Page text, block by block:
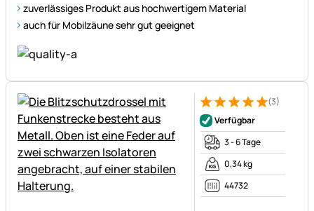
zuverlässiges Produkt aus hochwertigem Material
auch für Mobilzäune sehr gut geeignet
Bewertung: 5 von 5 (3
3 Bewertungen
(3)
Verfügbar
3 - 6 Tage
0,34 kg
44732